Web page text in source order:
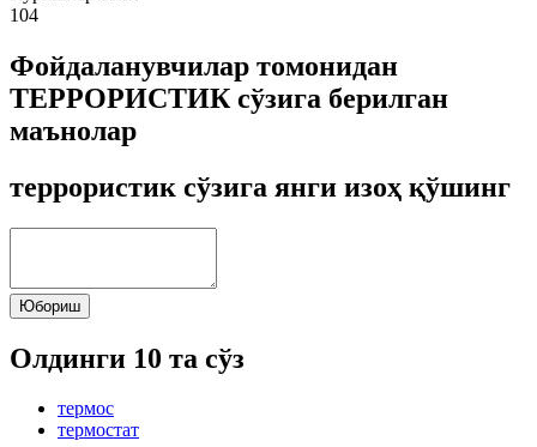
104
Фойдаланувчилар томонидан
ТЕРРОРИСТИК сўзига берилган
маънолар
террористик сўзига янги изоҳ қўшинг
Юбориш
Олдинги 10 та сўз
термос
термостат